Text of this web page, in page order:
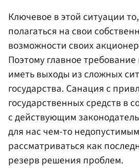
Ключевое в этой ситуации
полагаться на свои
возможности своих
Поэтому главное
иметь выходы из сложных
государства. Санация с
государственных средств в
с действующим
для нас чем-то
рассматриваться как
резерв решения проблем.